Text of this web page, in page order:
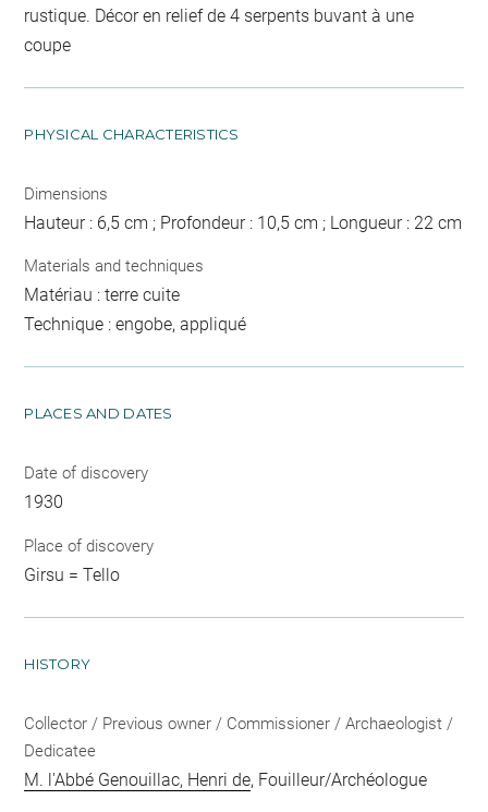
rustique. Décor en relief de 4 serpents buvant à une
coupe
PHYSICAL CHARACTERISTICS
Dimensions
Hauteur : 6,5 cm ; Profondeur : 10,5 cm ; Longueur : 22 cm
Materials and techniques
Matériau : terre cuite
Technique : engobe, appliqué
PLACES AND DATES
Date of discovery
1930
Place of discovery
Girsu = Tello
HISTORY
Collector / Previous owner / Commissioner / Archaeologist /
Dedicatee
M. l'Abbé Genouillac, Henri de, Fouilleur/Archéologue